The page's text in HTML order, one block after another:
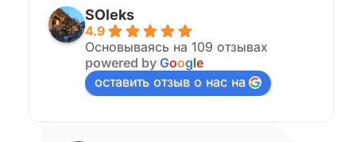
SOleks
4.9
Основываясь на 109 отзывах
powered by Google
оставить отзыв о нас на